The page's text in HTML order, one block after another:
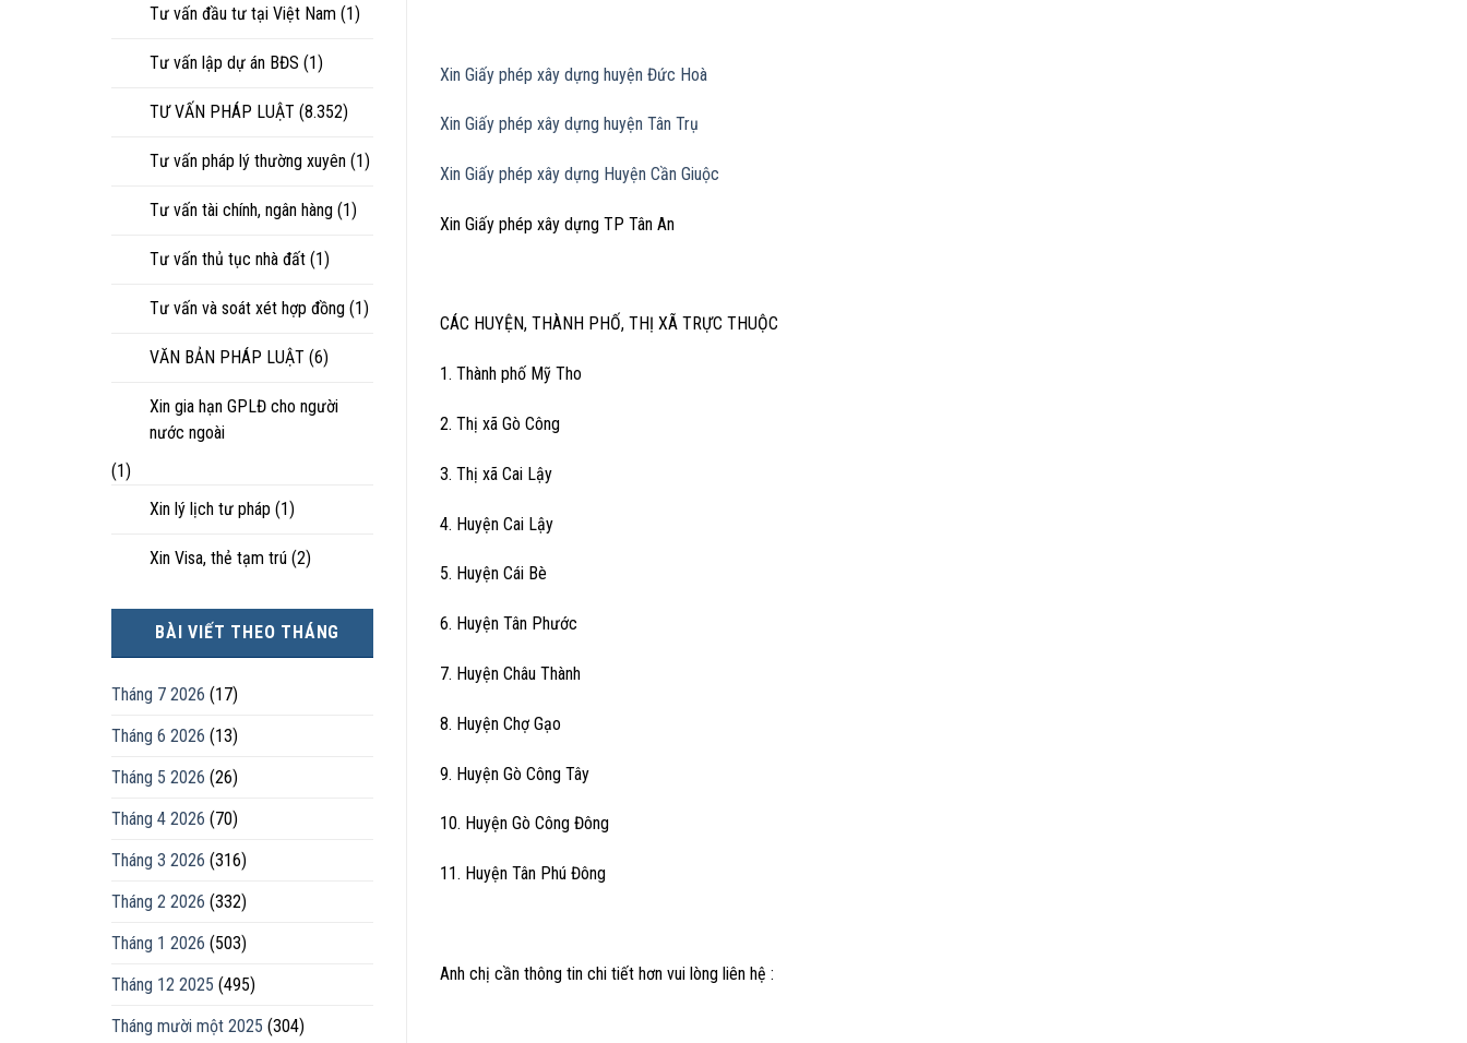
Tư vấn đầu tư tại Việt Nam (1)
Tư vấn lập dự án BĐS (1)
TƯ VẤN PHÁP LUẬT (8.352)
Tư vấn pháp lý thường xuyên (1)
Tư vấn tài chính, ngân hàng (1)
Tư vấn thủ tục nhà đất (1)
Tư vấn và soát xét hợp đồng (1)
VĂN BẢN PHÁP LUẬT (6)
Xin gia hạn GPLĐ cho người
nước ngoài
(1)
Xin lý lịch tư pháp (1)
Xin Visa, thẻ tạm trú (2)
BÀI VIẾT THEO THÁNG
Tháng 7 2026 (17)
Tháng 6 2026 (13)
Tháng 5 2026 (26)
Tháng 4 2026 (70)
Tháng 3 2026 (316)
Tháng 2 2026 (332)
Tháng 1 2026 (503)
Tháng 12 2025 (495)
Tháng mười một 2025 (304)
Xin Giấy phép xây dựng huyện Đức Hoà
Xin Giấy phép xây dựng huyện Tân Trụ
Xin Giấy phép xây dựng Huyện Cần Giuộc
Xin Giấy phép xây dựng TP Tân An
CÁC HUYỆN, THÀNH PHỐ, THỊ XÃ TRỰC THUỘC
1. Thành phố Mỹ Tho
2. Thị xã Gò Công
3. Thị xã Cai Lậy
4. Huyện Cai Lậy
5. Huyện Cái Bè
6. Huyện Tân Phước
7. Huyện Châu Thành
8. Huyện Chợ Gạo
9. Huyện Gò Công Tây
10. Huyện Gò Công Đông
11. Huyện Tân Phú Đông
Anh chị cần thông tin chi tiết hơn vui lòng liên hệ :